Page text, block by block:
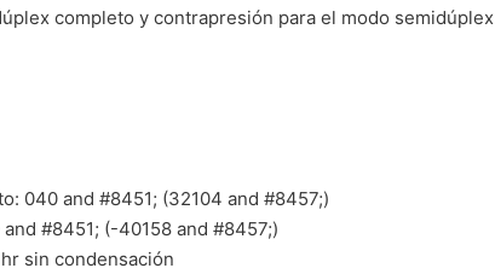
completo y contrapresión para el modo semidúplex
040 and #8451; (32104 and #8457;)
#8451; (-40158 and #8457;)
hr sin condensación